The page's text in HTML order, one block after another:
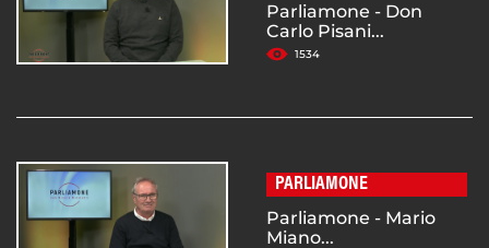
Parliamone - Don
Carlo Pisani...
1534
PARLIAMONE
Parliamone - Mario
Miano...